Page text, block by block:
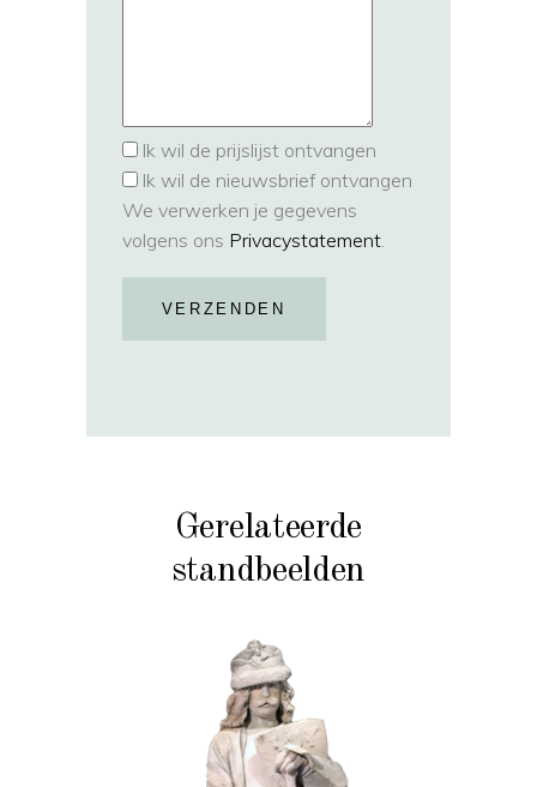
Ik wil de prijslijst ontvangen
Ik wil de nieuwsbrief ontvangen
We verwerken je gegevens
volgens ons Privacystatement.
VERZENDEN
Gerelateerde
standbeelden